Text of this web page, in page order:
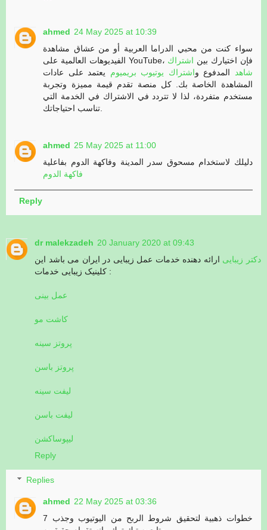
ahmed 24 May 2025 at 10:39
سواء كنت من محبي الدراما العربية أو من عشاق مشاهدة
الفيديوهات العالمية على YouTube، فإن اختيارك بين اشتراك
شاهد
المدفوع واشتراك يوتيوب بريميوم يعتمد على عادات
المشاهدة الخاصة بك. كل منصة تقدم قيمة مميزة وتجربة
مستخدم متفردة، لذا لا تتردد في الاشتراك في الخدمة التي
ahmed 25 May 2025 at 11:00
دليلك لاستخدام مسحوق سدر المدينة وفاكهة الدوم بفاعلية
فاكهة الدوم
Reply
dr malekzadeh 20 January 2020 at 09:43
دکتر زیبایی ارائه دهنده خدمات عمل زیبایی در ایران می باشد این
کلینیک زیبایی خدمات :
عمل بینی
کاشت مو
پروتز سینه
پروتز باسن
لیفت سینه
لیفت باسن
لیپوساکشن
Reply
Replies
ahmed 22 May 2025 at 03:36
7 خطوات ذهبية لتحقيق شروط الربح من اليوتيوب وجذب